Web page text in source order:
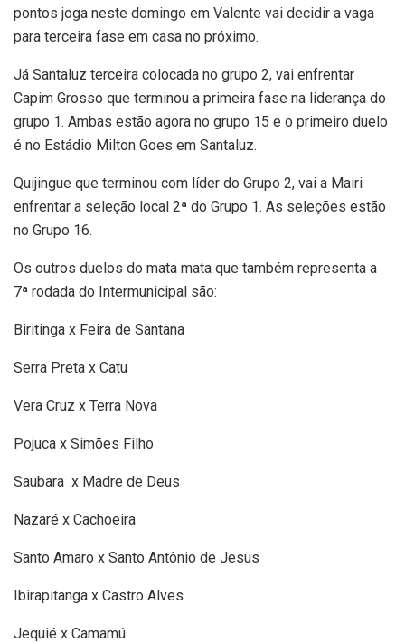
pontos joga neste domingo em Valente vai decidir a vaga
para terceira fase em casa no próximo.
Já Santaluz terceira colocada no grupo 2, vai enfrentar
Capim Grosso que terminou a primeira fase na liderança do
grupo 1. Ambas estão agora no grupo 15 e o primeiro duelo
é no Estádio Milton Goes em Santaluz.
Quijingue que terminou com líder do Grupo 2, vai a Mairi
enfrentar a seleção local 2ª do Grupo 1. As seleções estão
no Grupo 16.
Os outros duelos do mata mata que também representa a
7ª rodada do Intermunicipal são:
Biritinga x Feira de Santana
Serra Preta x Catu
Vera Cruz x Terra Nova
Pojuca x Simões Filho
Saubara x Madre de Deus
Nazaré x Cachoeira
Santo Amaro x Santo Antônio de Jesus
Ibirapitanga x Castro Alves
Jequié x Camamú